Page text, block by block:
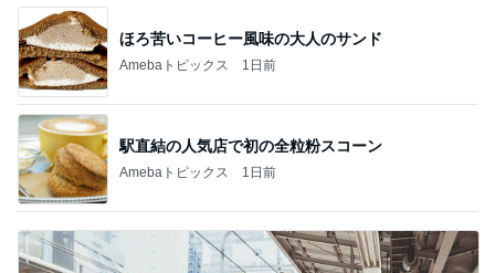
ほろ苦いコーヒー風味の大人のサンド
Amebaトピックス 1日前
駅直結の人気店で初の全粒粉スコーン
Amebaトピックス 1日前